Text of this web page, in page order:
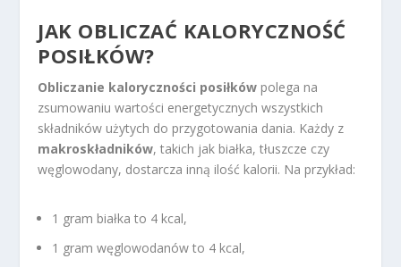
JAK OBLICZAĆ KALORYCZNOŚĆ
POSIŁKÓW?
Obliczanie kaloryczności posiłków polega na
zsumowaniu wartości energetycznych wszystkich
składników użytych do przygotowania dania. Każdy z
makroskładników, takich jak białka, tłuszcze czy
węglowodany, dostarcza inną ilość kalorii. Na przykład:
1 gram białka to 4 kcal,
1 gram węglowodanów to 4 kcal,